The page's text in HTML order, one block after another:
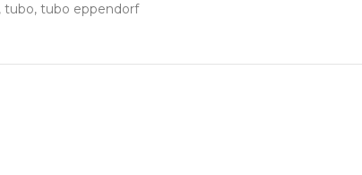
tubo, tubo eppendorf